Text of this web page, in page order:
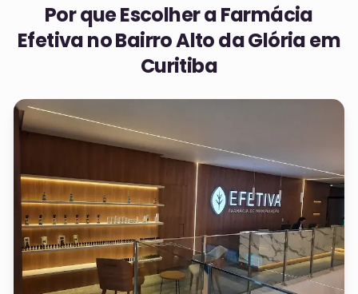
Por que Escolher a Farmácia
Efetiva noBairro Alto da Glória em
Curitiba